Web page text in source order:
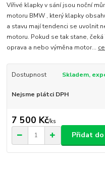
Vířivé klapky v sání jsou noční
motoru BMW , který klapky
a stavu mají tendenci se uvolnit
motoru. Pokud se tak stane,
oprava a nebo výměna motor...
Dostupnost Skladem,
Nejsme plátci DPH
7 500 Kč/ks
Přidat